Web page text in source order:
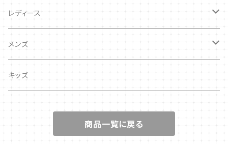
レディース
キッズ
メンズ
キッズ
キッズ
商品一覧に戻る